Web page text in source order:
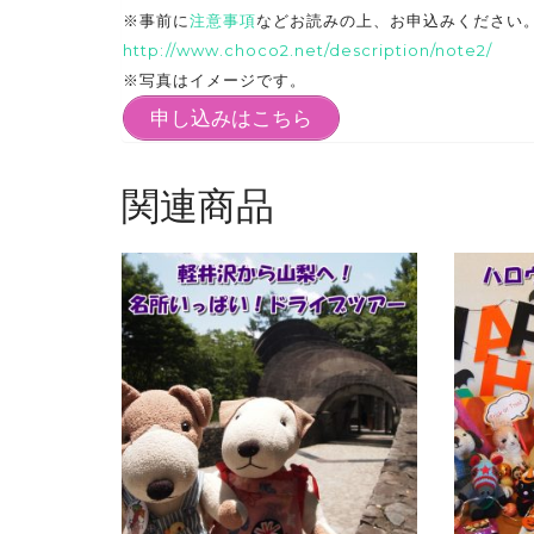
※事前に注意事項などお読みの上、お申込みください
http://www.choco2.net/description/note2/
※写真はイメージです。
申し込みはこちら
関連商品